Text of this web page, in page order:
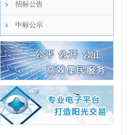
招标公告
中标公示